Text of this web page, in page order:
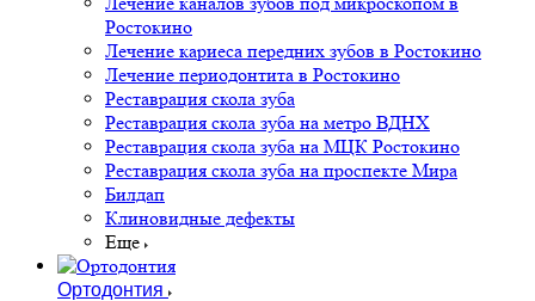
Ростокино
Лечение кариеса передних зубов в Ростокино
Лечение периодонтита в Ростокино
Реставрация скола зуба
Реставрация скола зуба на метро ВДНХ
Реставрация скола зуба на МЦК Ростокино
Реставрация скола зуба на проспекте Мира
Билдап
Клиновидные дефекты
Еще
Ортодонтия